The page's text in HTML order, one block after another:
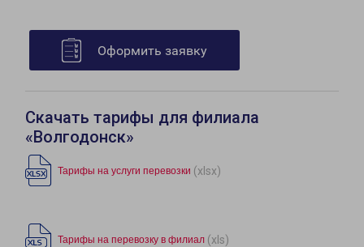
Оформить заявку
Скачать тарифы для филиала
«Волгодонск»
Тарифы на услуги перевозки (xlsx)
Тарифы на перевозку в филиал (xls)